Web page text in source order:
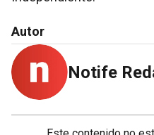
Autor
Notife